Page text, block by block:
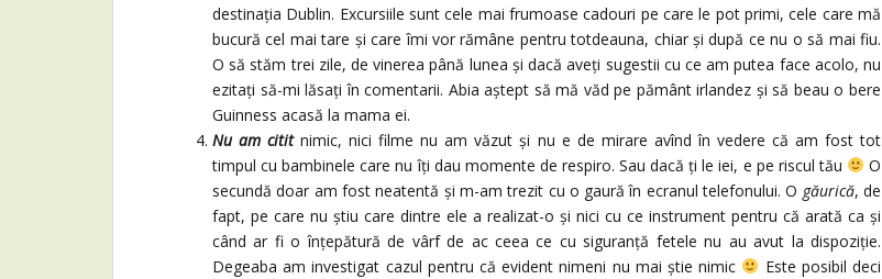
destinația Dublin. Excursiile sunt cele mai frumoase cadouri pe care le pot primi, cele care mă
bucură cel mai tare și care îmi vor rămâne pentru totdeauna, chiar și după ce nu o să mai fiu.
O să stăm trei zile, de vinerea până lunea și dacă aveți sugestii cu ce am putea face acolo, nu
ezitați să-mi lăsați în comentarii. Abia aștept să mă văd pe pământ irlandez și să beau o bere
Guinness acasă la mama ei.
Nu am cititnimic, nici filme nu am văzut și nu e de mirare avînd în vedere că am fost tot
timpul cu bambinele care nu îți dau momente de respiro. Sau dacă ți le iei, e pe riscul tău
O
secundă doar am fost neatentă și m-am trezit cu o gaură în ecranul telefonului. O găurică, de
fapt, pe care nu știu care dintre ele a realizat-o și nici cu ce instrument pentru că arată ca și
când ar fi o înțepătură de vârf de ac ceea ce cu siguranță fetele nu au avut la dispoziție.
Degeaba am investigat cazul pentru că evident nimeni nu mai știe nimic
Este posibil deci